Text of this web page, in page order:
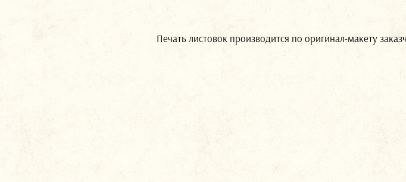
Печать листовок производится по оригинал-макету